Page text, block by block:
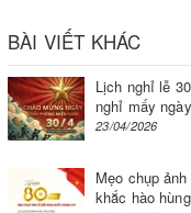
Lưu ý khi lắp đặt
- Đảm bảo lắp đặt
phải đủ chắc
máy, cân bằng,
hành.
BÀI VIẾT KHÁC
Lịch nghỉ lễ
nghỉ mấy
23/04/2026
Mẹo chụp
khắc hào hùng